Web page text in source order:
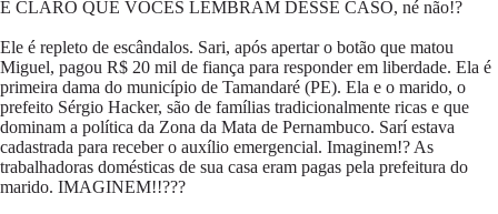
É CLARO QUE VOCÊS LEMBRAM DESSE CASO, né não!?
Ele é repleto de escândalos. Sari, após apertar o botão que matou
Miguel, pagou R$ 20 mil de fiança para responder em liberdade. Ela é
primeira dama do município de Tamandaré (PE). Ela e o marido, o
prefeito Sérgio Hacker, são de famílias tradicionalmente ricas e que
dominam a política da Zona da Mata de Pernambuco. Sarí estava
cadastrada para receber o auxílio emergencial. Imaginem!? As
trabalhadoras domésticas de sua casa eram pagas pela prefeitura do
marido. IMAGINEM!!???